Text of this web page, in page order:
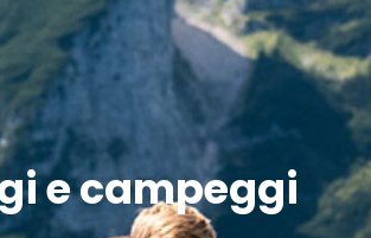
e campeggi